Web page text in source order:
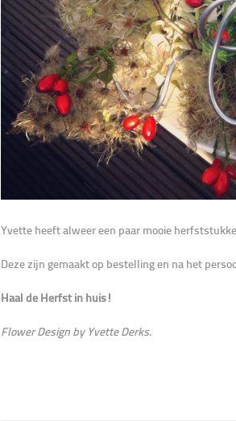
Yvette heeft alweer een paar mooie
Deze zijn gemaakt op bestelling en na het
Haal de Herfst in huis!
Flower Design by Yvette Derks.